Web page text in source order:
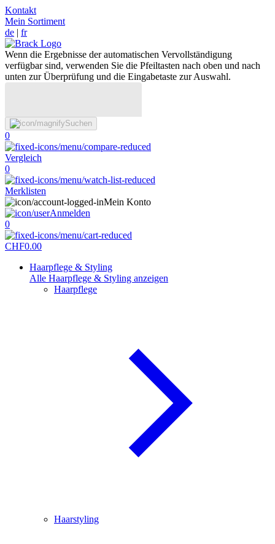
Kontakt
Mein Sortiment
de | fr
Wenn die Ergebnisse der automatischen Vervollständigung
verfügbar sind, verwenden Sie die Pfeiltasten nach oben und nach
unten zur Überprüfung und die Eingabetaste zur Auswahl.
Suchen
0
Vergleich
0
Merklisten
Mein Konto
Anmelden
0
CHF0.00
Haarpflege & Styling
Alle Haarpflege & Styling anzeigen
Haarpflege
Haarstyling